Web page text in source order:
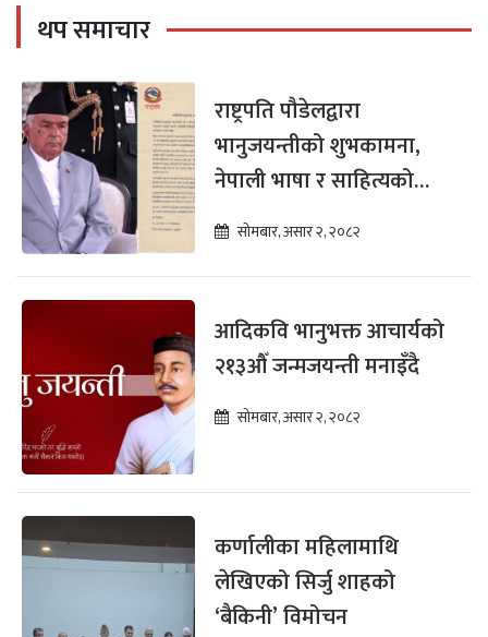
थप समाचार
राष्ट्रपति पौडेलद्वारा
भानुजयन्तीको शुभकामना,
नेपाली भाषा र साहित्यको
संरक्षणमा जोड
सोमबार, असार २, २०८२
आदिकवि भानुभक्त आचार्यको
२१३औँ जन्मजयन्ती मनाइँदै
सोमबार, असार २, २०८२
कर्णालीका महिलामाथि
लेखिएको सिर्जु शाहको
‘बैकिनी’ विमोचन